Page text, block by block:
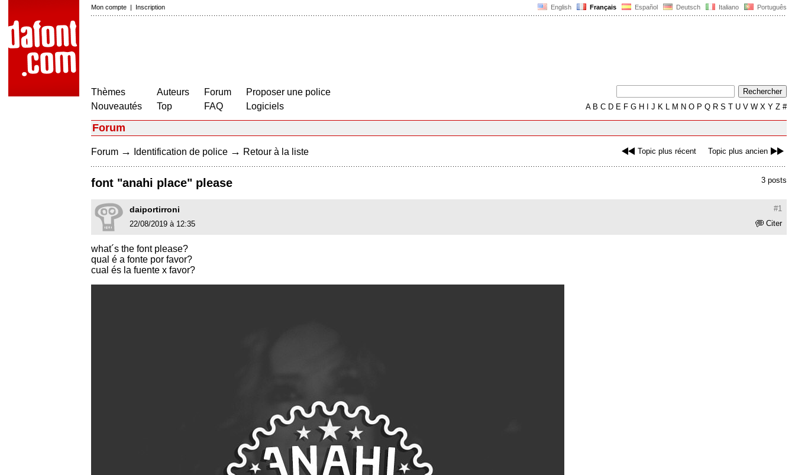
English Français Español Deutsch Italiano Português
Mon compte | Inscription
Thèmes
Nouveautés
Auteurs
Top
Forum
FAQ
Proposer une police
Logiciels
AB C D E F G H J K L M N O P Q R S T U V W X Y Z #
Forum
Topic plus récent Topic plus ancien
Forum → Identification de police → Retour à la liste
3 posts
font "anahi place" please
#1
daiportirroni
Citer
22/08/2019 à 12:35
what´s the font please?
qual é a fonte por favor?
cual és la fuente x favor?